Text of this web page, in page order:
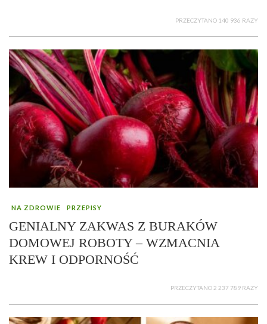
PRZECZYTANO 140 936 RAZY
NA ZDROWIE PRZEPISY
GENIALNY ZAKWAS Z BURAKÓW
DOMOWEJ ROBOTY – WZMACNIA
KREW I ODPORNOŚĆ
PRZECZYTANO 2 237 789 RAZY